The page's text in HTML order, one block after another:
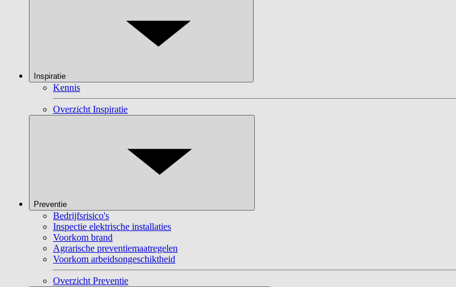
Inspiratie
Kennis
Overzicht Inspiratie
Preventie
Bedrijfsrisico's
Inspectie elektrische installaties
Voorkom brand
Agrarische preventiemaatregelen
Voorkom arbeidsongeschiktheid
Overzicht Preventie